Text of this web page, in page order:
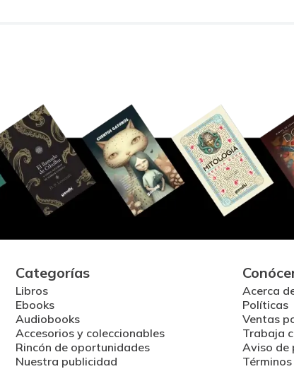
Categorías
Libros
Ebooks
Audiobooks
Accesorios y coleccionables
Rincón de oportunidades
Nuestra publicidad
Acerca
Políticas
Ventas
Trabaja
Aviso de